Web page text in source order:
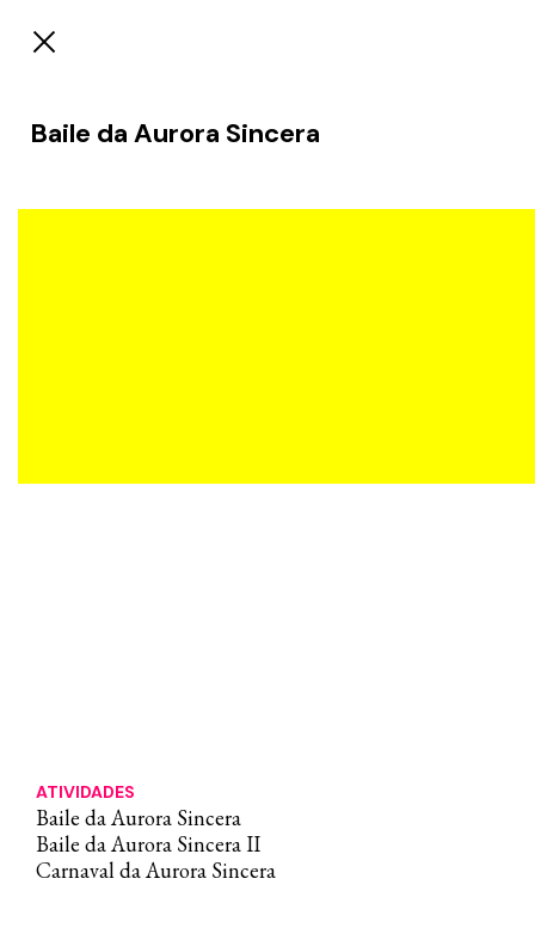
Baile da Aurora Sincera
ATIVIDADES
Baile da Aurora Sincera
Baile da Aurora Sincera II
Carnaval da Aurora Sincera